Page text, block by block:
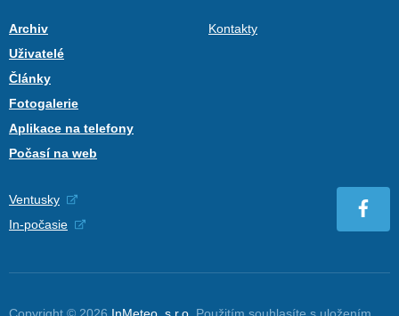
Archiv
Uživatelé
Články
Fotogalerie
Aplikace na telefony
Počasí na web
Kontakty
Ventusky
In-počasie
Copyright © 2026 InMeteo, s.r.o. Použitím souhlasíte s uložením